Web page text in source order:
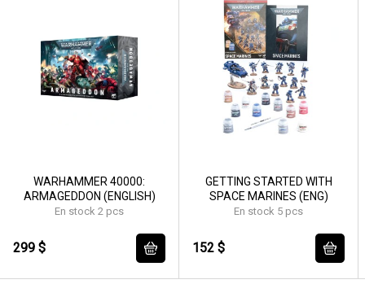
WARHAMMER 40000:
ARMAGEDDON (ENGLISH)
En stock 2 pcs
299 $
GETTING STARTED WITH
SPACE MARINES (ENG)
En stock 5 pcs
152 $